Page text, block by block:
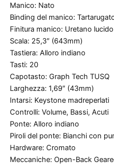
Manico: Nato
Binding del manico:
Finitura manico: Uretano lucido
Scala: 25,3″ (643mm)
Tastiera: Alloro indiano
Tasti: 20
Capotasto: Graph Tech TUSQ
Larghezza: 1,69″ (43mm)
Intarsi: Keystone madreperlati
Controlli: Volume, Bassi, Acuti
Ponte: Alloro indiano
Piroli del ponte: Bianchi con
Hardware: Cromato
Meccaniche: Open-Back